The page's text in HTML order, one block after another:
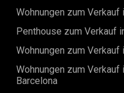
Wohnungen zum Verkauf
Penthouse zum Verkauf
Wohnungen zum Verkauf
Wohnungen zum Verkauf
Barcelona